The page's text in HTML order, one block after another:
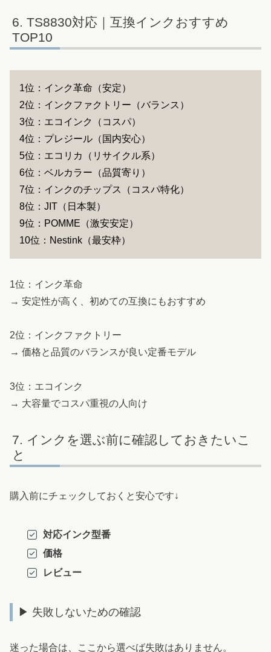
TS8830対応｜互換インクおすすめ
TOP10
1位：インク革命（安定）
2位：インクファクトリー（バランス）
3位：エコインク（コスパ）
4位：プレジール（国内安心）
5位：エコリカ（リサイクル系）
6位：ベルカラー（品質寄り）
7位：インクのチップス（コスパ特化）
8位：JIT（日本製）
9位：POMME（激安安定）
10位：Nestink（最安枠）
1位：インク革命
→ 安定性が高く、初めての互換にもおすすめ
2位：インクファクトリー
→ 価格と品質のバランスが良い定番モデル
3位：エコインク
→ 大容量でコスパ重視の人向け
インクを選ぶ前に確認しておきたいこ
と
購入前にチェックしておくと安心です↓
対応インク型番
価格
レビュー
▶ 失敗しないための確認
迷った場合は、ここから選べば失敗はありません。